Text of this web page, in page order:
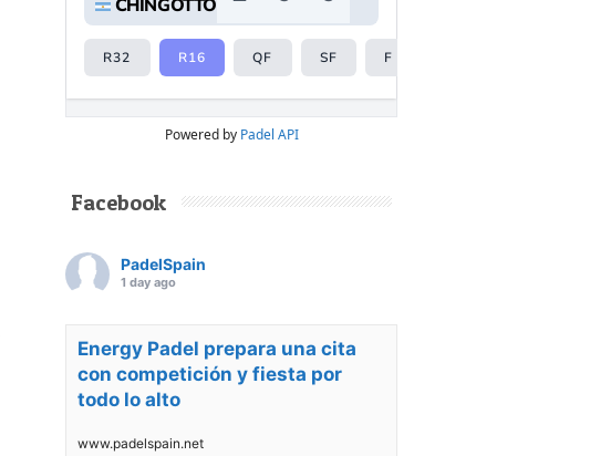
Powered by Padel API
Facebook
PadelSpain
1 day ago
Energy Padel prepara una cita
con competición y fiesta por
todo lo alto
www.padelspain.net